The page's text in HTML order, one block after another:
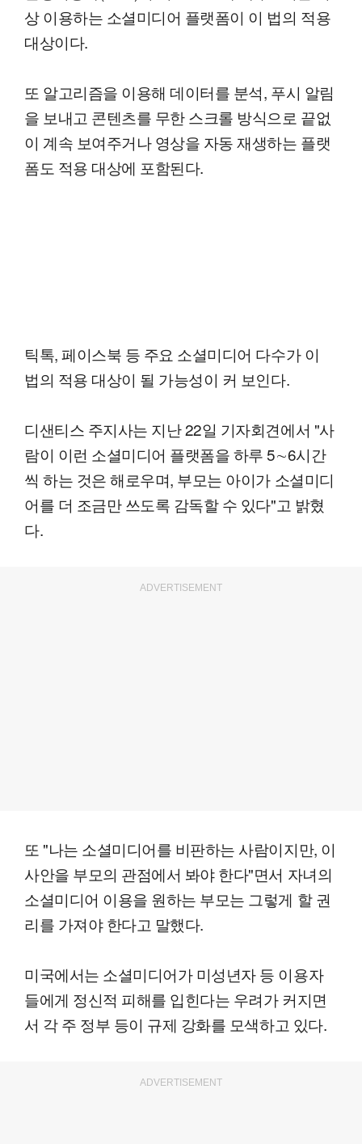
상 이용하는 소셜미디어 플랫폼이 이 법의 적용
대상이다.
또 알고리즘을 이용해 데이터를 분석, 푸시 알림
을 보내고 콘텐츠를 무한 스크롤 방식으로 끝없
이 계속 보여주거나 영상을 자동 재생하는 플랫
폼도 적용 대상에 포함된다.
틱톡, 페이스북 등 주요 소셜미디어 다수가 이
법의 적용 대상이 될 가능성이 커 보인다.
디샌티스 주지사는 지난 22일 기자회견에서 "사
람이 이런 소셜미디어 플랫폼을 하루 5∼6시간
씩 하는 것은 해로우며, 부모는 아이가 소셜미디
어를 더 조금만 쓰도록 감독할 수 있다"고 밝혔
다.
ADVERTISEMENT
또 "나는 소셜미디어를 비판하는 사람이지만, 이
사안을 부모의 관점에서 봐야 한다"면서 자녀의
소셜미디어 이용을 원하는 부모는 그렇게 할 권
리를 가져야 한다고 말했다.
미국에서는 소셜미디어가 미성년자 등 이용자
들에게 정신적 피해를 입힌다는 우려가 커지면
서 각 주 정부 등이 규제 강화를 모색하고 있다.
ADVERTISEMENT